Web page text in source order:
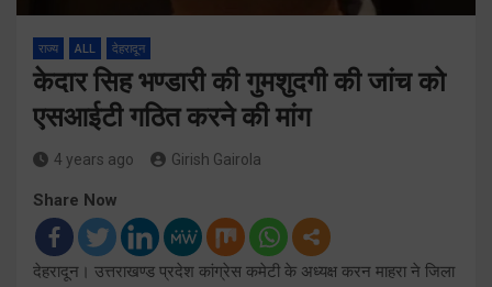
राज्य ALL देहरादून
केदार सिह भण्डारी की गुमशुदगी की जांच को
एसआईटी गठित करने की मांग
4 years ago Girish Gairola
Share Now
देहरादून। उत्तराखण्ड प्रदेश कांग्रेस कमेटी के अध्यक्ष करन माहरा ने जिला